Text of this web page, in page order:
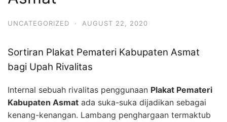
UNCATEGORIZED · AUGUST 22, 2020
Sortiran Plakat Pemateri Kabupaten Asmat
bagi Upah Rivalitas
Internal sebuah rivalitas penggunaan Plakat Pemateri
Kabupaten Asmat ada suka-suka dijadikan sebagai
kenang-kenangan. Lambang penghargaan termaktub